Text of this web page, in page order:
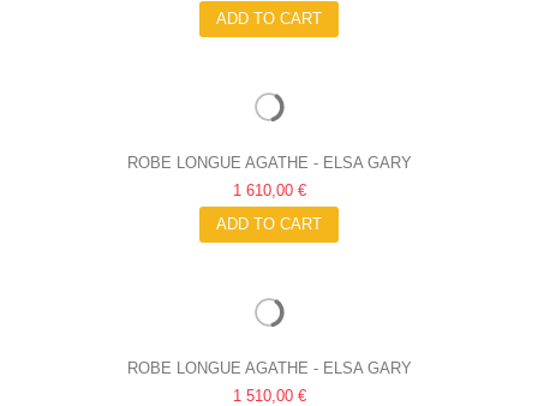
ADD TO CART
ROBE LONGUE AGATHE - ELSA GARY
1 610,00 €
ADD TO CART
ROBE LONGUE AGATHE - ELSA GARY
1 510,00 €